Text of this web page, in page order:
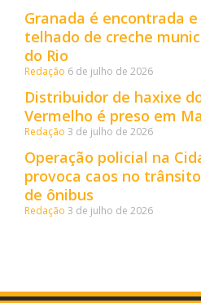
Granada é encontrada
telhado de creche
do Rio
Redação 6 de julho de 2026
Distribuidor de haxixe
Vermelho é preso em
Redação 3 de julho de 2026
Operação policial na
provoca caos no
de ônibus
Redação 3 de julho de 2026